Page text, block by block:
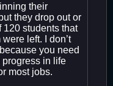
their
they drop out or
120 students that
left. I don’t
you need
progress in life
most jobs.